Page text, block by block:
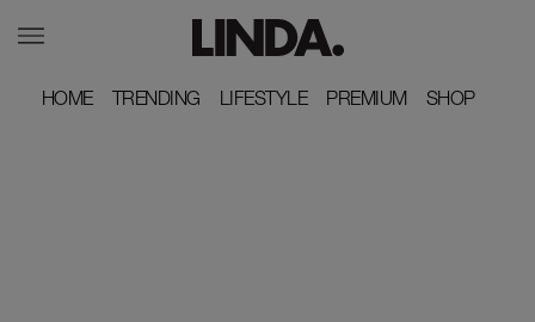
HOME
HOME TRENDING
TRENDING LIFESTYLE
LIFESTYLE PREMIUM
PREMIUM SHOP
SHOP